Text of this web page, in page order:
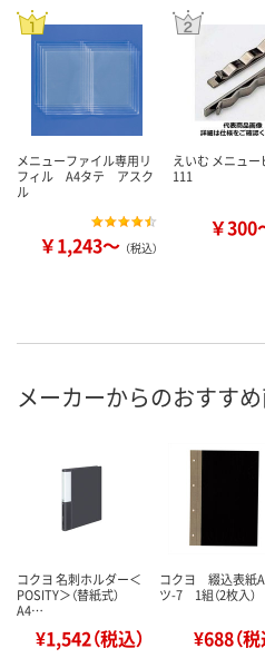
メニューファイル専用リ
フィル A4タテ アスク
ル
￥1,243～ （税込）
えいむ メニュー
111
￥300
メーカーからのおすす
コクヨ 名刺ホルダー＜
POSITY＞（替紙式）
A4…
¥1,542（税込）
コクヨ 綴込表紙
ツ-7 1組（2枚入）
¥688（税